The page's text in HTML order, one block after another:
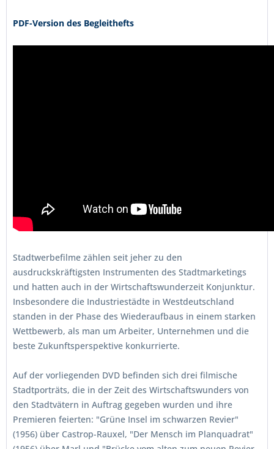
PDF-Version des Begleithefts
Stadtwerbefilme zählen seit jeher zu den
ausdruckskräftigsten Instrumenten des Stadtmarketings
und hatten auch in der Wirtschaftswunderzeit Konjunktur.
Insbesondere die Industriestädte in Westdeutschland
standen in der Phase des Wiederaufbaus in einem starken
Wettbewerb, als man um Arbeiter, Unternehmen und die
beste Zukunftsperspektive konkurrierte.
Auf der vorliegenden DVD befinden sich drei filmische
Stadtporträts, die in der Zeit des Wirtschaftswunders von
den Stadtvätern in Auftrag gegeben wurden und ihre
Premieren feierten: "Grüne Insel im schwarzen Revier"
(1956) über Castrop-Rauxel, "Der Mensch im Planquadrat"